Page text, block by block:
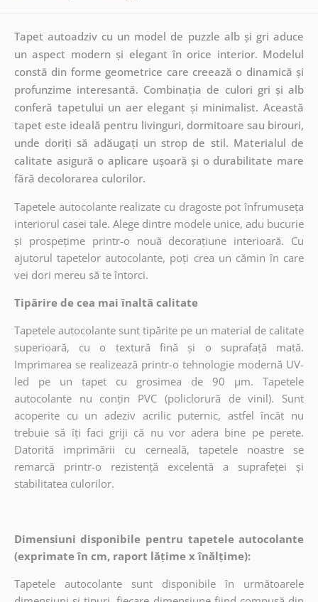
Tapet autoadziv cu un model de puzzle alb și gri aduce
un aspect modern și elegant în orice interior. Modelul
constă din forme geometrice care creează o dinamică și
profunzime interesantă. Combinația de culori gri și alb
conferă tapetului un aer elegant și minimalist. Această
tapet este ideală pentru livinguri, dormitoare sau birouri,
unde doriți să adăugați un strop de stil. Materialul de
calitate asigură o aplicare ușoară și o durabilitate mare
fără decolorarea culorilor.
Tapetele autocolante realizate cu dragoste pot înfrumuseța
interiorul casei tale. Alege dintre modele unice, adu bucurie
și prospețime printr-o nouă decorațiune interioară. Cu
ajutorul tapetelor autocolante, poți crea un cămin în care
vei dori mereu să te întorci.
Tipărire de cea mai înaltă calitate
Tapetele autocolante sunt tipărite pe un material de calitate
superioară, cu o textură fină și o suprafață mată.
Imprimarea se realizează printr-o tehnologie modernă UV-
led pe un tapet cu grosimea de 90 µm. Tapetele
autocolante nu conțin PVC (policlorură de vinil). Sunt
acoperite cu un adeziv acrilic puternic, astfel încât nu
trebuie să îți faci griji că nu vor adera bine pe perete.
Datorită imprimării cu cerneală, tapetele noastre se
remarcă printr-o rezistență excelentă a suprafeței și
stabilitatea culorilor.
Dimensiuni disponibile pentru tapetele autocolante
(exprimate în cm, raport lățime x înălțime):
Tapetele autocolante sunt disponibile în următoarele